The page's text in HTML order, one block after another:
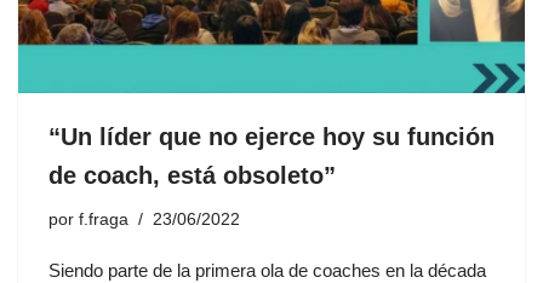
“Un líder que no ejerce hoy su función
de coach, está obsoleto”
por f.fraga 23/06/2022
Siendo parte de la primera ola de coaches en la década